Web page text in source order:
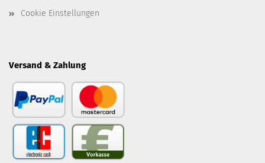
Cookie Einstellungen
Versand & Zahlung